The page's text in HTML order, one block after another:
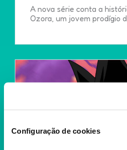
Configuração de cookies
A nova série conta a
Ozora, um jovem prodígio